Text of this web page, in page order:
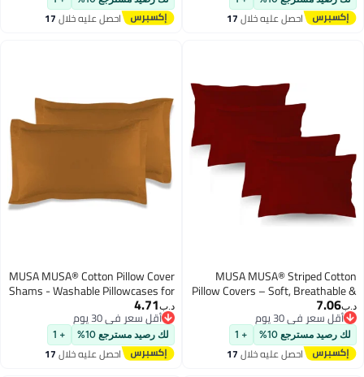
Frame (4, Navy, 50 x
احصل عليه خلال17
اغسطس
Frame (2, Light Grey, 50 x 65cm)
احصل عليه خلال17
اغسطس
MUSA MUSA® Striped
Pillow Covers – Soft, Breathable
Hotel-Inspired Pillow Covers
Envelope Closure | Elegant
Oxford Frame Design for
& Home Décor (4, Burgundy, 50
7.06
أقل سعر في 30 يوم
أقل سعر في 30 يوم
لك رصيد مسترجع 10%
احصل عليه خلال17
اغسطس
MUSA MUSA® Cotton Pillow Cover
Shams - Washable Pillowcases for
Sofa Cushions, Bedrooms & Dorm
Decor | Hotel Quality Pillow Covers
with Envelope Closure & 5cm Side
Frame (2, Mocha, 50 x 90cm)
د.ب‏ 4.71
أقل سعر في 30 يوم
أقل سعر في 30 يوم
لك رصيد مسترجع 10%
احصل عليه خلال17
اغسطس